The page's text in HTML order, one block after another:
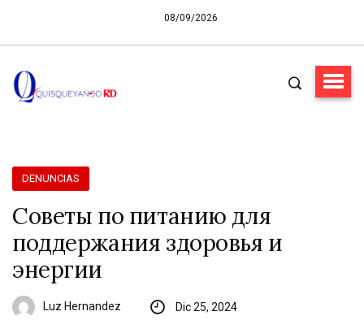
08/09/2026
DENUNCIAS
Советы по питанию для
поддержания здоровья и
энергии
Luz Hernandez Dic 25, 2024